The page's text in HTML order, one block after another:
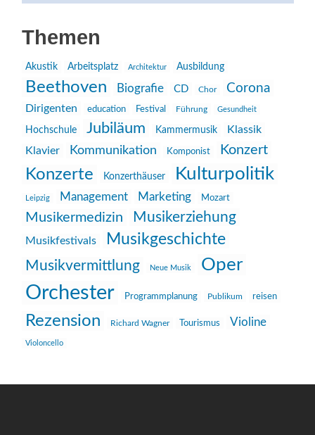
Themen
Akustik Arbeitsplatz Architektur Ausbildung
Beethoven Biografie CD Chor Corona
Dirigenten education Festival Führung Gesundheit
Hochschule Jubiläum Kammermusik
Klassik
Klavier
Kommunikation Komponist Konzert
Konzerte Konzerthäuser Kulturpolitik
Leipzig Management Marketing Mozart
Musikermedizin Musikerziehung
Musikfestivals Musikgeschichte
Musikvermittlung Neue Musik Oper
Orchester Programmplanung Publikum reisen
Rezension Richard Wagner Tourismus Violine
Violoncello